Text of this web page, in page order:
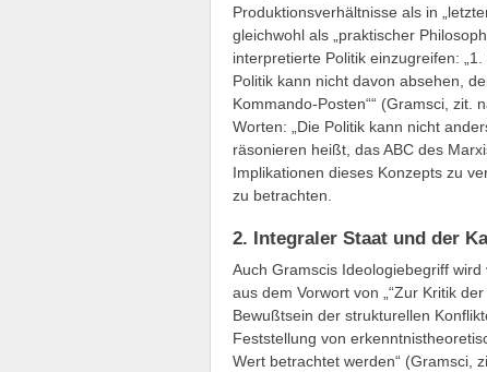
Produktionsverhältnisse als in
gleichwohl als „praktischer
interpretierte Politik einzugreifen:
Politik kann nicht davon absehen,
Kommando-Posten““ (Gramsci, zit.
Worten: „Die Politik kann nicht
räsonieren heißt, das ABC des
Implikationen dieses Konzepts zu
zu betrachten.
2. Integraler Staat und der
Auch Gramscis Ideologiebegriff wird
aus dem Vorwort von „“Zur Kritik
Bewußtsein der strukturellen
Feststellung von
Wert betrachtet werden“ (Gramsci,